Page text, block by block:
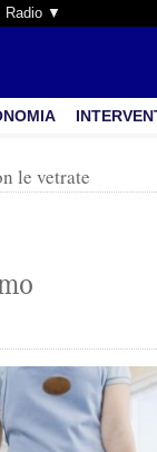
Radio ▼
le vetrate